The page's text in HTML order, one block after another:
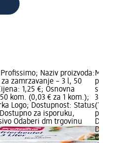
Naziv proizvoda:
za zamrzavanje – 3 l, 50
1,25 €; Osnovna
kom. (0,03 € za 1 kom.);
Logo; Dostupnost: Status
za isporuku,
Odaberi dm trgovinu
Marka:
proizvoda:
slojni, 100
3,45 €;
(1,15 € za
pakiranja
Dostupno
Odaberi